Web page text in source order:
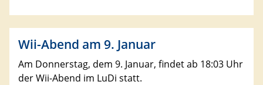
Wii-Abend am 9. Januar
Am Donnerstag, dem 9. Januar, findet ab 18:03 Uhr
der Wii-Abend im LuDi statt.